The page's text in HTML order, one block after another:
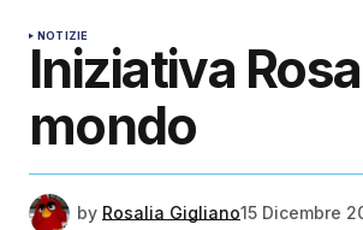
NOTIZIE
Iniziativa
mondo
by Rosalia Gigliano15 Dicembre